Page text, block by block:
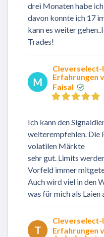
drei Monaten habe
davon konnte ich 17
kann es weiter
Trades!
M
Erfahrungen
Faisal
Ich kann den
weiterempfehlen. Die
volatilen Märkte
sehr gut. Limits
Vorfeld immer
Auch wird viel in den
was für mich als Laien
T
Erfahrungen